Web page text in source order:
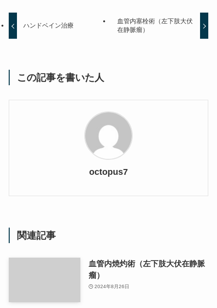
ハンドベイン治療
血管内塞栓術（左下肢大伏
在静脈瘤）
この記事を書いた人
octopus7
関連記事
血管内焼灼術（左下肢大伏在静脈
瘤）
2024年8月26日